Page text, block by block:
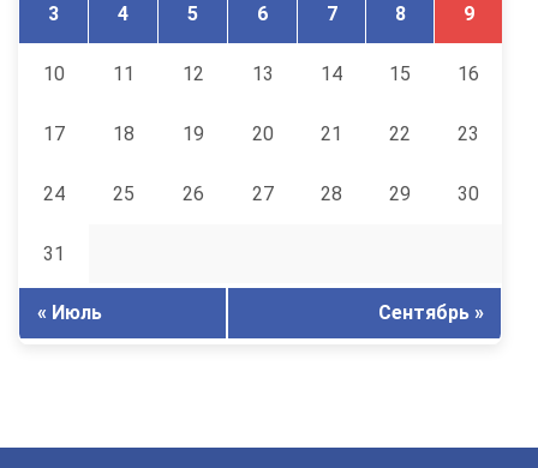
3 4 5 6 7 8 9
10 11 12 13 14 15 16
17 18 19 20 21 22 23
24 25 26 27 28 29 30
31
« Июль Сентябрь »